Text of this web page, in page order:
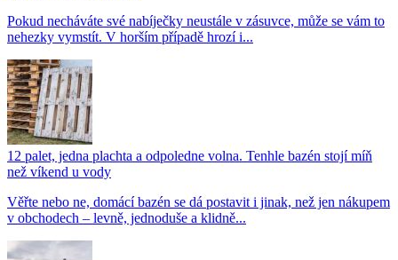
Pokud necháváte své nabíječky neustále v zásuvce, může se vám to
nehezky vymstít. V horším případě hrozí i...
12 palet, jedna plachta a odpoledne volna. Tenhle bazén stojí míň
než víkend u vody
Věřte nebo ne, domácí bazén se dá postavit i jinak, než jen nákupem
v obchodech – levně, jednoduše a klidně...